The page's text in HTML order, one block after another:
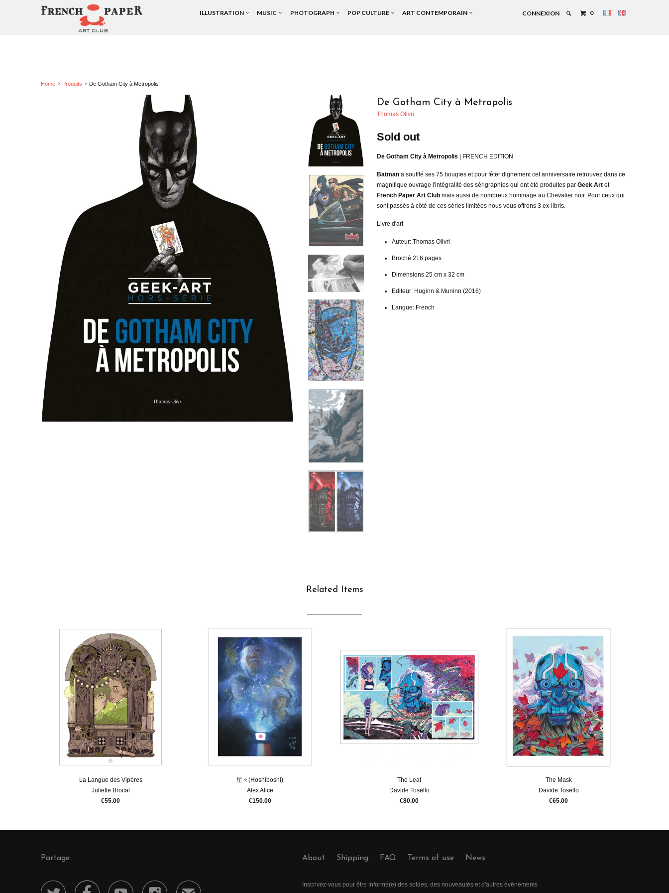
CONNEXION 0
ILLUSTRATION MUSIC PHOTOGRAPH POP CULTURE ART CONTEMPORAIN
Home Produits De Gotham City à Metropolis
De Gotham City à Metropolis
Thomas Olivri
Sold out
De Gotham City à Metropolis | FRENCH EDITION
Batman a soufflé ses 75 bougies et pour fêter dignement cet anniversaire retrouvez dans ce
magnifique ouvrage l'intégralité des sérigraphies qui ont été produites par Geek Art et
French Paper Art Club mais aussi de nombreux hommage au Chevalier noir. Pour ceux qui
sont passés à côté de ces séries limitées nous vous offrons 3 ex-libris.
Livre d'art
Auteur: Thomas Olivri
Broché 216 pages
Dimensions 25 cm x 32 cm
Editeur: Huginn & Muninn (2016)
Langue: French
Related Items
La Langue des Vipères
Juliette Brocal
€55.00
星々(Hoshiboshi)
Alex Alice
€150.00
The Leaf
Davide Tosello
€80.00
The Mask
Davide Tosello
€65.00
Partage About Shipping FAQ Terms of use News
Inscrivez-vous pour être informé(e) des soldes, des nouveautés et d'autres évènements